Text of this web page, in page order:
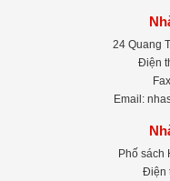
24 Quang
Điện
Email:
Phố sách
Điện